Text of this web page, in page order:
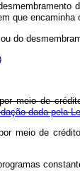
que encaminha
do
meio de
dada pela
meio de